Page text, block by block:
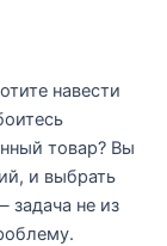
навести
товар? Вы
и выбрать
не из